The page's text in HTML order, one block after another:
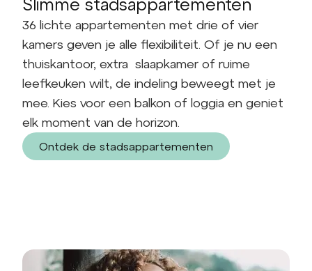
Slimme stadsappartementen
36 lichte appartementen met drie of vier
kamers geven je alle flexibiliteit. Of je nu een
thuiskantoor, extra slaapkamer of ruime
leefkeuken wilt, de indeling beweegt met je
mee. Kies voor een balkon of loggia en geniet
elk moment van de horizon.
Ontdek de stadsappartementen